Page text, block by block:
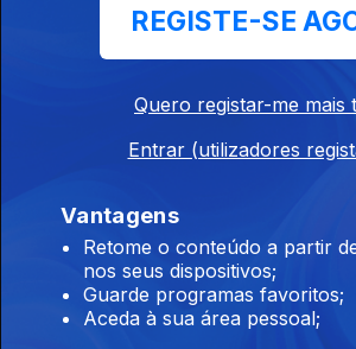
04h Carneiro acusa Luís
02h Polícia canadiana
morte nos incêndios
09 ago. 2026
REGISTE-SE
Quero registar-me mais
Entrar (utilizadores
Vantagens
Retome o conteúdo a partir
nos seus dispositivos;
Guarde programas favoritos;
Aceda à sua área pessoal;